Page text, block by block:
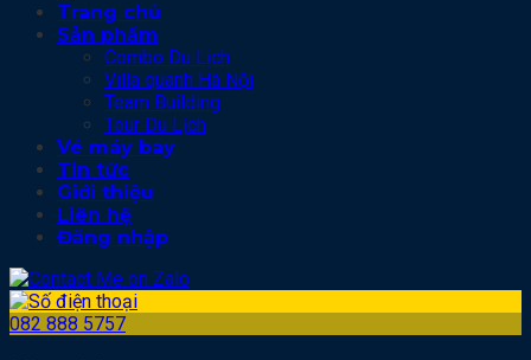
Trang chủ
Sản phẩm
Combo Du Lịch
Villa quanh Hà Nội
Team Building
Tour Du Lịch
Vé máy bay
Tin tức
Giới thiệu
Liên hệ
Đăng nhập
082 888 5757